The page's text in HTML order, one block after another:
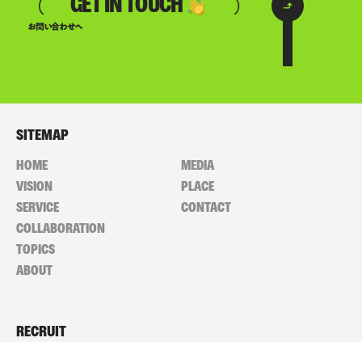
GET IN TOUCH
お問い合わせへ
SITEMAP
HOME
VISION
SERVICE
COLLABORATION
TOPICS
ABOUT
MEDIA
PLACE
CONTACT
RECRUIT